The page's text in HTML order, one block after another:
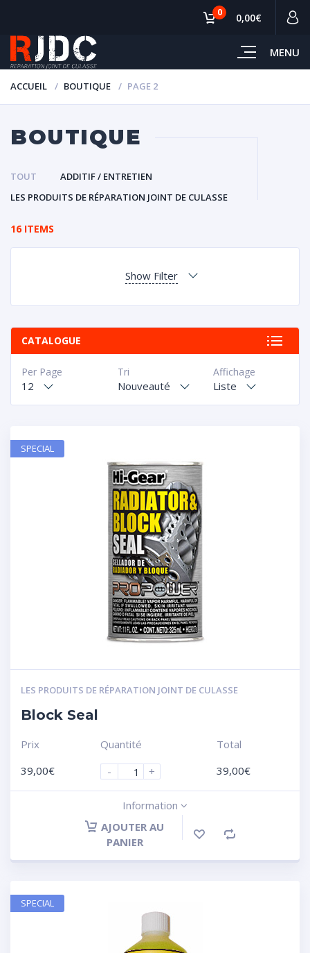
MENU
0 0,00€
ACCUEIL BOUTIQUE PAGE 2
BOUTIQUE
TOUT
ADDITIF / ENTRETIEN
LES PRODUITS DE RÉPARATION JOINT DE CULASSE
16 ITEMS
Show Filter
CATALOGUE
Affichage
Liste
Tri
Nouveauté
Per Page
12
LES PRODUITS DE RÉPARATION JOINT DE CULASSE
Block Seal
Prix
39,00€
Quantité
-
+
Total
39,00€
Information
AJOUTER AU
PANIER
SPECIAL
SPECIAL